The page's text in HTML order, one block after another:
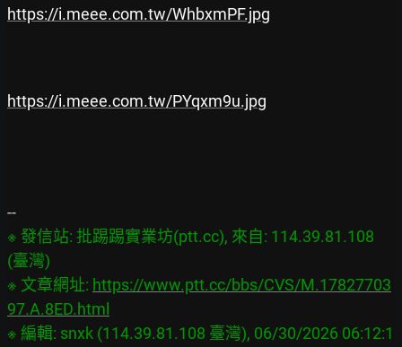
https://i.meee.com.tw/WhbxmPF.jpg
https://i.meee.com.tw/PYqxm9u.jpg
※ 發信站: 批踢踢實業坊(ptt.cc), 來自: 114.39.81.108
(臺灣)
※ 文章網址: https://www.ptt.cc/bbs/CVS/M.17827703
97.A.8ED.html
※ 編輯: snxk (114.39.81.108 臺灣), 06/30/2026 06:12:1